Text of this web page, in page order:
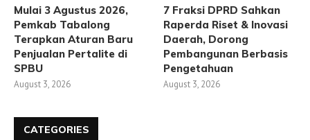
Mulai 3 Agustus 2026,
Pemkab Tabalong
Terapkan Aturan Baru
Penjualan Pertalite di
SPBU
August 3, 2026
7 Fraksi DPRD Sahkan
Raperda Riset & Inovasi
Daerah, Dorong
Pembangunan Berbasis
Pengetahuan
August 3, 2026
CATEGORIES